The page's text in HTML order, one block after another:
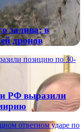
залива: в
дронов
позицию по 30-
РФ выразили
ответном ударе по